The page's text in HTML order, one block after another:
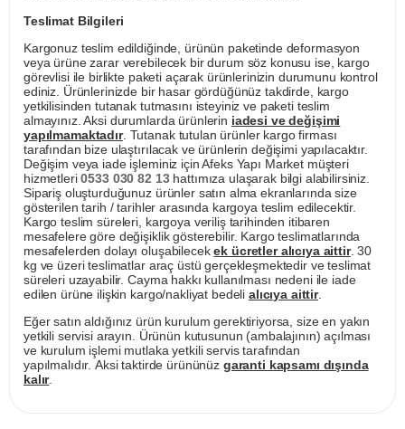
Teslimat Bilgileri
Kargonuz teslim edildiğinde, ürünün paketinde deformasyon
veya ürüne zarar verebilecek bir durum söz konusu ise, kargo
görevlisi ile birlikte paketi açarak ürünlerinizin durumunu kontrol
ediniz. Ürünlerinizde bir hasar gördüğünüz takdirde, kargo
yetkilisinden tutanak tutmasını isteyiniz ve paketi teslim
almayınız. Aksi durumlarda ürünlerin iadesi ve değişimi
yapılmamaktadır. Tutanak tutulan ürünler kargo firması
tarafından bize ulaştırılacak ve ürünlerin değişimi yapılacaktır.
Değişim veya iade işleminiz için Afeks Yapı Market müşteri
hizmetleri0533 030 82 13hattımıza ulaşarak bilgi alabilirsiniz.
Sipariş oluşturduğunuz ürünler satın alma ekranlarında size
gösterilen tarih / tarihler arasında kargoya teslim edilecektir.
Kargo teslim süreleri, kargoya veriliş tarihinden itibaren
mesafelere göre değişiklik gösterebilir. Kargo teslimatlarında
mesafelerden dolayı oluşabilecekek ücretler alıcıya aittir. 30
kg ve üzeri teslimatlar araç üstü gerçekleşmektedir ve teslimat
süreleri uzayabilir. Cayma hakkı kullanılması nedeni ile iade
edilen ürüne ilişkin kargo/nakliyat bedeli alıcıya aittir.
Eğer satın aldığınız ürün kurulum gerektiriyorsa, size en yakın
yetkili servisi arayın. Ürünün kutusunun (ambalajının) açılması
ve kurulum işlemi mutlaka yetkili servis tarafından
yapılmalıdır. Aksi taktirde ürününüz garanti kapsamı dışında
kalır.